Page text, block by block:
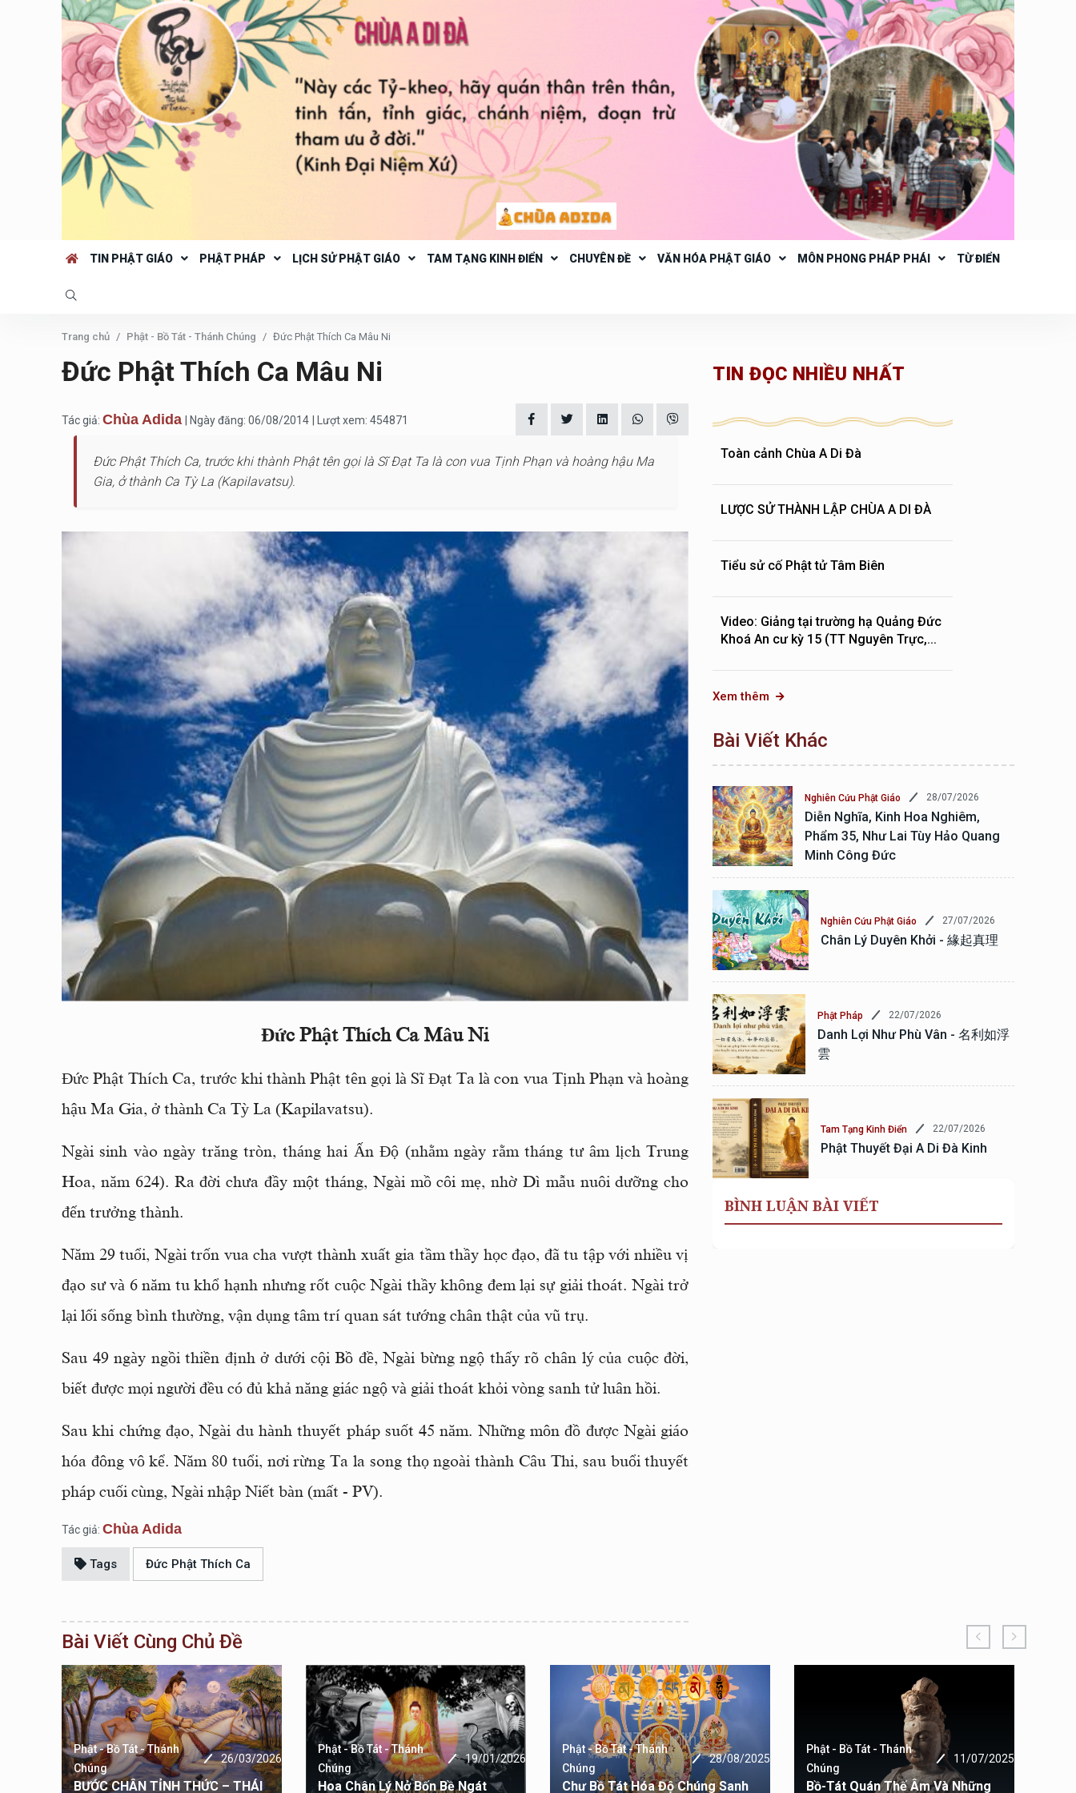
TIN PHẬT GIÁO PHẬT PHÁP LỊCH SỬ PHẬT GIÁO TAM TẠNG KINH ĐIỂN CHUYÊN ĐỀ VĂN HÓA PHẬT GIÁO MÔN PHONG PHÁP PHÁI TỪ ĐIỂN
Trang chủ Phật - Bồ Tát - Thánh Chúng Đức Phật Thích Ca Mâu Ni
Đức Phật Thích Ca Mâu Ni
Tác giả: Chùa Adida | Ngày đăng: 06/08/2014 | Lượt xem: 454871
Ðức Phật Thích Ca, trước khi thành Phật tên gọi là Sĩ Ðạt Ta là con vua Tịnh Phạn và hoàng hậu Ma
Gia, ở thành Ca Tỳ La (Kapilavatsu).
Đức Phật Thích Ca Mâu Ni
Ðức Phật Thích Ca, trước khi thành Phật tên gọi là Sĩ Ðạt Ta là con vua Tịnh Phạn và hoàng
hậu Ma Gia, ở thành Ca Tỳ La (Kapilavatsu).
Ngài sinh vào ngày trăng tròn, tháng hai Ấn Ðộ (nhằm ngày rằm tháng tư âm lịch Trung
Hoa, năm 624). Ra đời chưa đầy một tháng, Ngài mồ côi mẹ, nhờ Dì mẫu nuôi dưỡng cho
đến trưởng thành.
Năm 29 tuổi, Ngài trốn vua cha vượt thành xuất gia tầm thầy học đạo, đã tu tập với nhiều vị
đạo sư và 6 năm tu khổ hạnh nhưng rốt cuộc Ngài thầy không đem lại sự giải thoát. Ngài trở
lại lối sống bình thường, vận dụng tâm trí quan sát tướng chân thật của vũ trụ.
Sau 49 ngày ngồi thiền định ở dưới cội Bồ đề, Ngài bừng ngộ thấy rõ chân lý của cuộc đời,
biết được mọi người đều có đủ khả năng giác ngộ và giải thoát khỏi vòng sanh tử luân hồi.
Sau khi chứng đạo, Ngài du hành thuyết pháp suốt 45 năm. Những môn đồ được Ngài giáo
hóa đông vô kể. Năm 80 tuổi, nơi rừng Ta la song thọ ngoài thành Câu Thi, sau buổi thuyết
pháp cuối cùng, Ngài nhập Niết bàn (mất - PV).
Tác giả: Chùa Adida
Tags Đức Phật Thích Ca
TIN ĐỌC NHIỀU NHẤT
Toàn cảnh Chùa A Di Đà
LƯỢC SỬ THÀNH LẬP CHÙA A DI ĐÀ
Tiểu sử cố Phật tử Tâm Biên
Video: Giảng tại trường hạ Quảng Đức
Khoá An cư kỳ 15 (TT Nguyên Trực,...
Xem thêm
Bài Viết Khác
Nghiên Cứu Phật Giáo 28/07/2026
Diễn Nghĩa, Kinh Hoa Nghiêm,
Phẩm 35, Như Lai Tùy Hảo Quang
Minh Công Đức
Nghiên Cứu Phật Giáo 27/07/2026
Chân Lý Duyên Khởi - 緣起真理
Phật Pháp 22/07/2026
Danh Lợi Như Phù Vân - 名利如浮
雲
Tam Tạng Kinh Điển 22/07/2026
Phật Thuyết Đại A Di Đà Kinh
BÌNH LUẬN BÀI VIẾT
Bài Viết Cùng Chủ Đề
Phật - Bồ Tát - Thánh
Chúng
26/03/2026
BƯỚC CHÂN TỈNH THỨC – THÁI
Phật - Bồ Tát - Thánh
Chúng
19/01/2026
Hoa Chân Lý Nở Bốn Bề Ngát
Phật - Bồ Tát - Thánh
Chúng
28/08/2025
Chư Bồ Tát Hóa Độ Chúng Sanh
Phật - Bồ Tát - Thánh
Chúng
11/07/2025
Bồ-Tát Quán Thế Âm Và Những